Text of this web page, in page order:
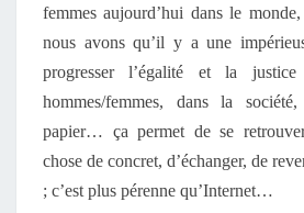
femmes aujourd’hui dans le
nous avons qu’il y a une
progresser l’égalité et la
hommes/femmes, dans la
papier… ça permet de se
chose de concret, d’échanger, de
; c’est plus pérenne qu’Internet…